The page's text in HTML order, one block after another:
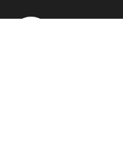
Volets